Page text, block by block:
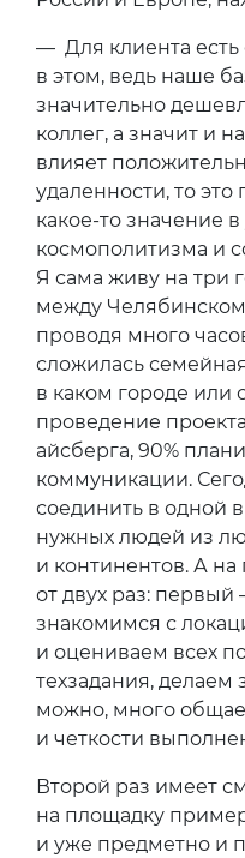
— Для клиента
в этом, ведь наше
значительно
коллег, а значит и
влияет
удаленности, то это
какое-то значение
космополитизма и
Я сама живу на три
между
проводя много
сложилась
в каком городе или
проведение
айсберга, 90%
коммуникации.
соединить в одной
нужных людей из
и континентов. А
от двух раз:
знакомимся с
и оцениваем всех
техзадания, делаем
можно, много
и четкости
Второй раз имеет
на площадку
и уже предметно и